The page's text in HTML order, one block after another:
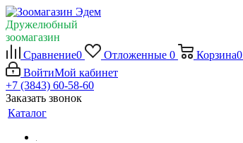
Дружелюбный
зоомагазин
Сравнение0 Отложенные 0 Корзина0
ВойтиМой кабинет
+7 (3843) 60-58-60
Заказать звонок
Каталог